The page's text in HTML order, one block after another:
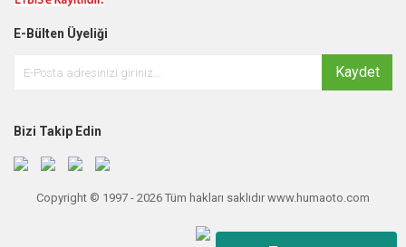
E-Bülten Üyeliği
Kaydet
Bizi Takip Edin
Copyright © 1997 - 2026 Tüm hakları saklıdır www.humaoto.com